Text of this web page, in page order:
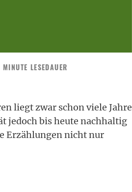
MINUTE LESEDAUER
liegt zwar schon viele Jahre
jedoch bis heute nachhaltig
Erzählungen nicht nur